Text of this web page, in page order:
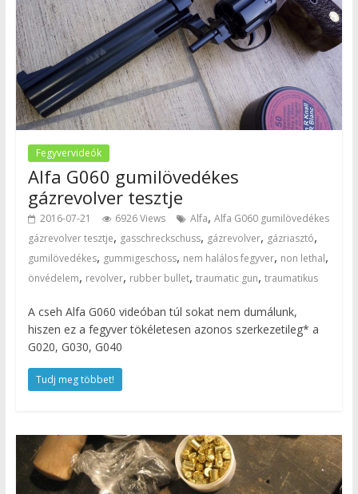
Fegyvervideók
Alfa G060 gumilövedékes
gázrevolver tesztje
2016-07-21 6926 Views Alfa, Alfa G060 gumilövedékes
gázrevolver tesztje, gasschreckschuss, gázrevolver, gázriasztó,
gumilövedékes, gummigeschoss, nem halálos fegyver, non lethal,
önvédelem, revolver, rubber bullet, traumatic gun, traumatikus
A cseh Alfa G060 videóban túl sokat nem dumálunk,
hiszen ez a fegyver tökéletesen azonos szerkezetileg* a
G020, G030, G040
Tudj meg többet!